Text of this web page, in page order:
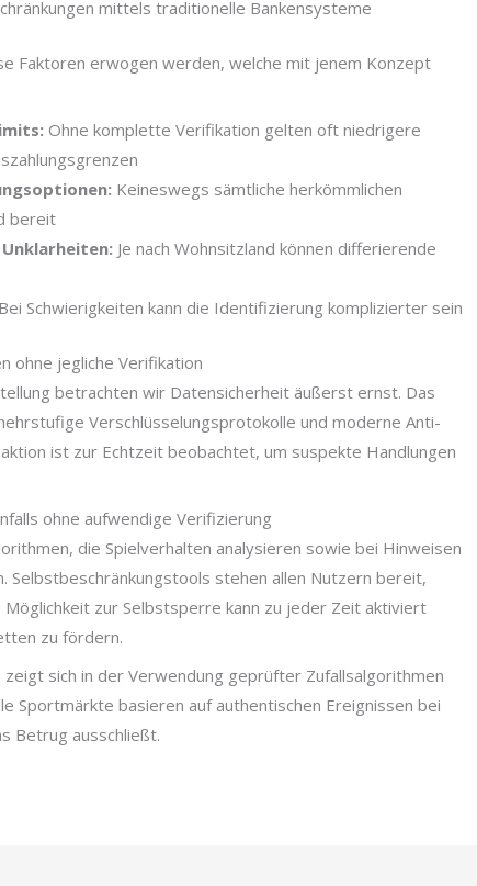
mittels traditionelle Bankensysteme
Faktoren erwogen werden, welche mit jenem Konzept
Ohne komplette Verifikation gelten oft niedrigere
Keineswegs sämtliche herkömmlichen
bereit
Je nach Wohnsitzland können differierende
Bei Schwierigkeiten kann die Identifizierung komplizierter sein
ohne jegliche Verifikation
betrachten wir Datensicherheit äußerst ernst. Das
Verschlüsselungsprotokolle und moderne Anti-
ist zur Echtzeit beobachtet, um suspekte Handlungen
ohne aufwendige Verifizierung
die Spielverhalten analysieren sowie bei Hinweisen
Selbstbeschränkungstools stehen allen Nutzern bereit,
zur Selbstsperre kann zu jeder Zeit aktiviert
zu fördern.
sich in der Verwendung geprüfter Zufallsalgorithmen
Sportmärkte basieren auf authentischen Ereignissen bei
Betrug ausschließt.